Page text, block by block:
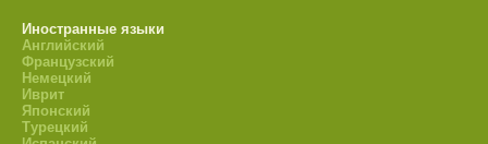
Иностранные языки
Английский
Французский
Немецкий
Иврит
Японский
Турецкий